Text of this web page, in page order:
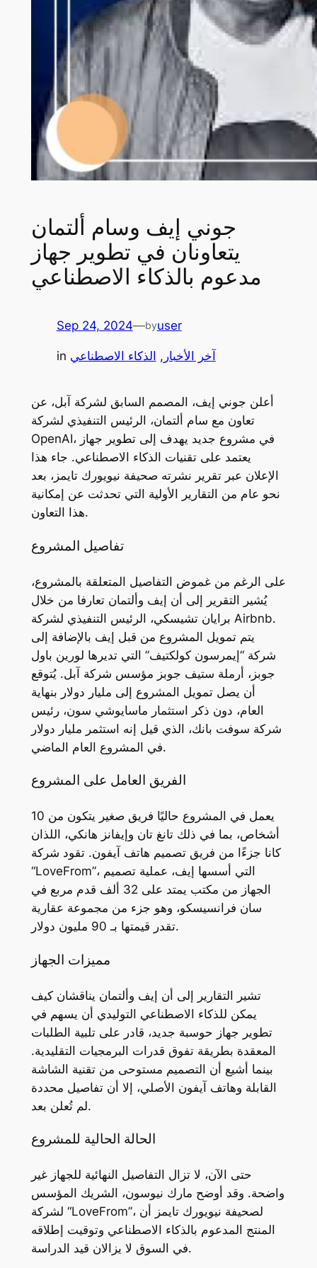
جوني إيف وسام ألتمان
يتعاونان في تطوير جهاز
مدعوم بالذكاء الاصطناعي
Sep 24, 2024—byuser
in آخر الأخبار , الذكاء الاصطناعي
أعلن جوني إيف، المصمم السابق لشركة آبل، عن
تعاون مع سام ألتمان، الرئيس التنفيذي لشركة
OpenAI، في مشروع جديد يهدف إلى تطوير جهاز
يعتمد على تقنيات الذكاء الاصطناعي. جاء هذا
الإعلان عبر تقرير نشرته صحيفة نيويورك تايمز، بعد
نحو عام من التقارير الأولية التي تحدثت عن إمكانية
هذا التعاون.
تفاصيل المشروع
على الرغم من غموض التفاصيل المتعلقة بالمشروع،
يُشير التقرير إلى أن إيف وألتمان تعارفا من خلال
برايان تشيسكي، الرئيس التنفيذي لشركة Airbnb.
يتم تمويل المشروع من قبل إيف بالإضافة إلى
شركة “إيمرسون كولكتيف” التي تديرها لورين باول
جوبز، أرملة ستيف جوبز مؤسس شركة آبل. يُتوقع
أن يصل تمويل المشروع إلى مليار دولار بنهاية
العام، دون ذكر استثمار ماسايوشي سون، رئيس
شركة سوفت بانك، الذي قيل إنه استثمر مليار دولار
في المشروع العام الماضي.
الفريق العامل على المشروع
يعمل في المشروع حاليًا فريق صغير يتكون من 10
أشخاص، بما في ذلك تانغ تان وإيفانز هانكي، اللذان
كانا جزءًا من فريق تصميم هاتف آيفون. تقود شركة
“LoveFrom”، التي أسسها إيف، عملية تصميم
الجهاز من مكتب يمتد على 32 ألف قدم مربع في
سان فرانسيسكو، وهو جزء من مجموعة عقارية
تقدر قيمتها بـ 90 مليون دولار.
مميزات الجهاز
تشير التقارير إلى أن إيف وألتمان يناقشان كيف
يمكن للذكاء الاصطناعي التوليدي أن يسهم في
تطوير جهاز حوسبة جديد، قادر على تلبية الطلبات
المعقدة بطريقة تفوق قدرات البرمجيات التقليدية.
بينما أشيع أن التصميم مستوحى من تقنية الشاشة
القابلة وهاتف آيفون الأصلي، إلا أن تفاصيل محددة
لم تُعلن بعد.
الحالة الحالية للمشروع
حتى الآن، لا تزال التفاصيل النهائية للجهاز غير
واضحة. وقد أوضح مارك نيوسون، الشريك المؤسس
لشركة “LoveFrom”، لصحيفة نيويورك تايمز أن
المنتج المدعوم بالذكاء الاصطناعي وتوقيت إطلاقه
في السوق لا يزالان قيد الدراسة.